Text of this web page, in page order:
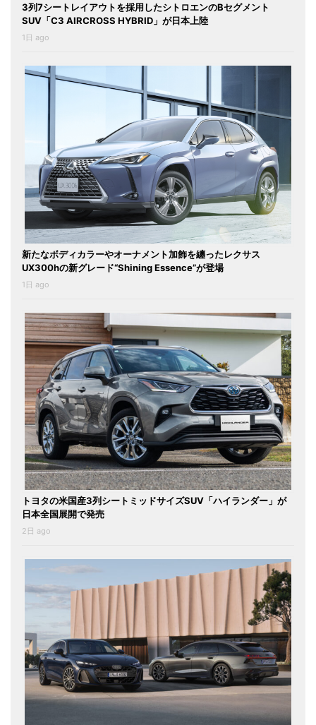
3列7シートレイアウトを採用したシトロエンのBセグメント
SUV「C3 AIRCROSS HYBRID」が日本上陸
1日 ago
新たなボディカラーやオーナメント加飾を纏ったレクサス
UX300hの新グレード“Shining Essence”が登場
1日 ago
トヨタの米国産3列シートミッドサイズSUV「ハイランダー」が
日本全国展開で発売
2日 ago